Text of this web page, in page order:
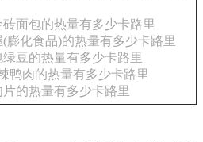
面包的热量有多少卡路里
膨化食品)的热量有多少卡路里
豆的热量有多少卡路里
鸭肉的热量有多少卡路里
的热量有多少卡路里